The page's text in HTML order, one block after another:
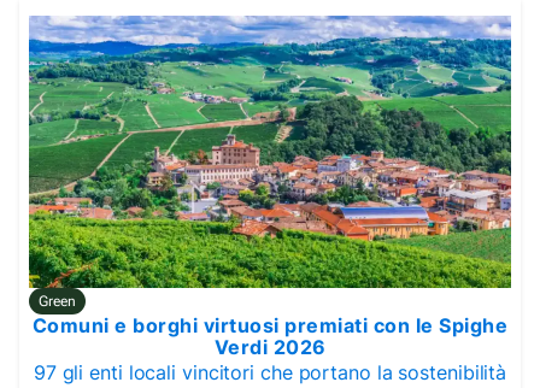
Green
Comuni e borghi virtuosi premiati con le Spighe
Verdi 2026
97 gli enti locali vincitori che portano la sostenibilità